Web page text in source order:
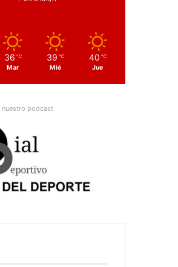
36 ℃
Mar
39 ℃
Mié
40 ℃
Jue
nuestro podcast